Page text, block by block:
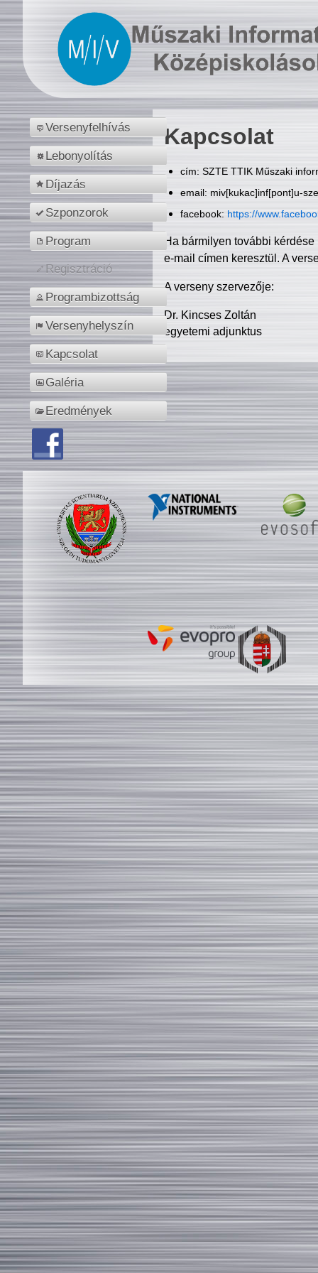
Versenyfelhívás
Lebonyolítás
Díjazás
Szponzorok
Program
Regisztráció
Programbizottság
Versenyhelyszín
Kapcsolat
Galéria
Eredmények
Kapcsolat
cím: SZTE TTIK Műszaki
email: miv[kukac]inf[pont]u-
facebook: https://
Ha bármilyen további
e-mail címen keresztül. A
A verseny szervezője:
Dr. Kincses Zoltán
egyetemi adjunktus